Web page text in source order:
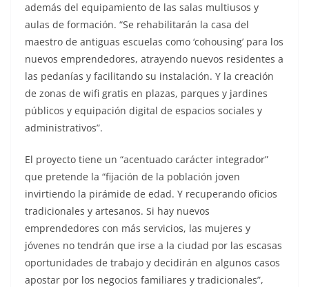
además del equipamiento de las salas multiusos y
aulas de formación. “Se rehabilitarán la casa del
maestro de antiguas escuelas como ‘cohousing’ para los
nuevos emprendedores, atrayendo nuevos residentes a
las pedanías y facilitando su instalación. Y la creación
de zonas de wifi gratis en plazas, parques y jardines
públicos y equipación digital de espacios sociales y
administrativos”.
El proyecto tiene un “acentuado carácter integrador”
que pretende la “fijación de la población joven
invirtiendo la pirámide de edad. Y recuperando oficios
tradicionales y artesanos. Si hay nuevos
emprendedores con más servicios, las mujeres y
jóvenes no tendrán que irse a la ciudad por las escasas
oportunidades de trabajo y decidirán en algunos casos
apostar por los negocios familiares y tradicionales”,